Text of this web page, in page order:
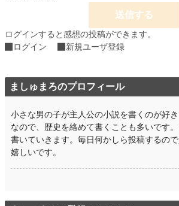
送信する
ログインすると感想の投稿ができます。
ログイン
新規ユーザ登録
ましゅまろのプロフィール
小さな男の子が主人公の小説を書くのが好
なので、歴史を絡めて書くことも多いです
書いていきます。毎日何かしら投稿するの
嬉しいです。